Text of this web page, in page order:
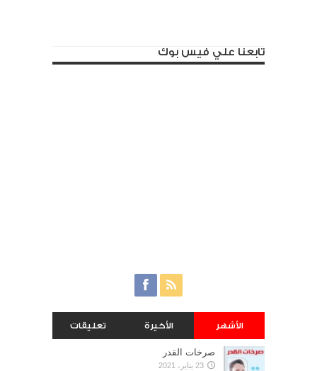
تابعنا علي فيس بوك
الأشهر الأخيرة تعليقات
صرخات القدر
23 يناير، 2021